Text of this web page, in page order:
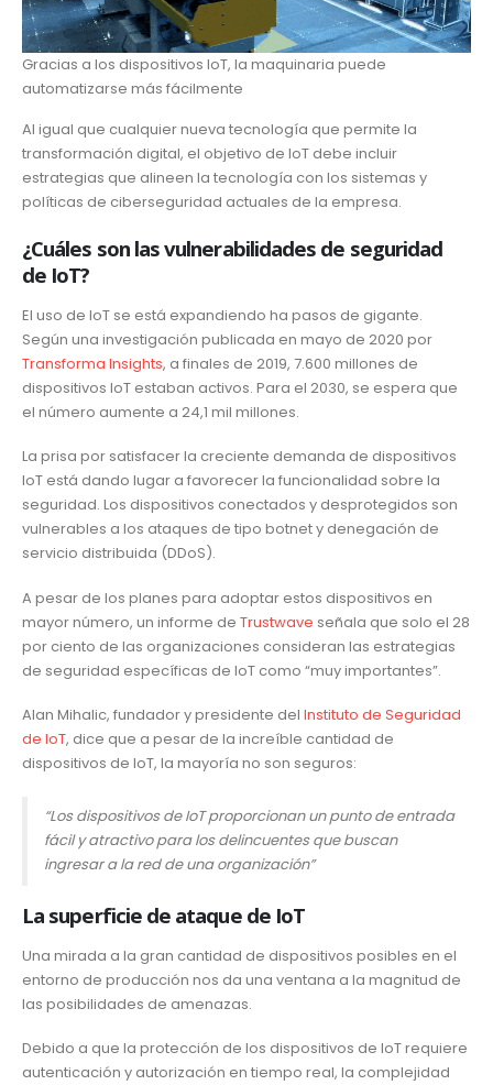
Gracias a los dispositivos IoT, la maquinaria puede
automatizarse más fácilmente
Al igual que cualquier nueva tecnología que permite la
transformación digital, el objetivo de IoT debe incluir
estrategias que alineen la tecnología con los sistemas y
políticas de ciberseguridad actuales de la empresa.
¿Cuáles son las vulnerabilidades de seguridad
de IoT?
El uso de IoT se está expandiendo ha pasos de gigante.
Según una investigación publicada en mayo de 2020 por
Transforma Insights, a finales de 2019, 7.600 millones de
dispositivos IoT estaban activos. Para el 2030, se espera que
el número aumente a 24,1 mil millones.
La prisa por satisfacer la creciente demanda de dispositivos
IoT está dando lugar a favorecer la funcionalidad sobre la
seguridad. Los dispositivos conectados y desprotegidos son
vulnerables a los ataques de tipo botnet y denegación de
servicio distribuida (DDoS).
A pesar de los planes para adoptar estos dispositivos en
mayor número, un informe de Trustwave señala que solo el 28
por ciento de las organizaciones consideran las estrategias
de seguridad específicas de IoT como “muy importantes”.
Alan Mihalic, fundador y presidente del Instituto de Seguridad
de IoT, dice que a pesar de la increíble cantidad de
dispositivos de IoT, la mayoría no son seguros:
“Los dispositivos de IoT proporcionan un punto de entrada
fácil y atractivo para los delincuentes que buscan
ingresar a la red de una organización”
La superficie de ataque de IoT
Una mirada a la gran cantidad de dispositivos posibles en el
entorno de producción nos da una ventana a la magnitud de
las posibilidades de amenazas.
Debido a que la protección de los dispositivos de IoT requiere
autenticación y autorización en tiempo real, la complejidad